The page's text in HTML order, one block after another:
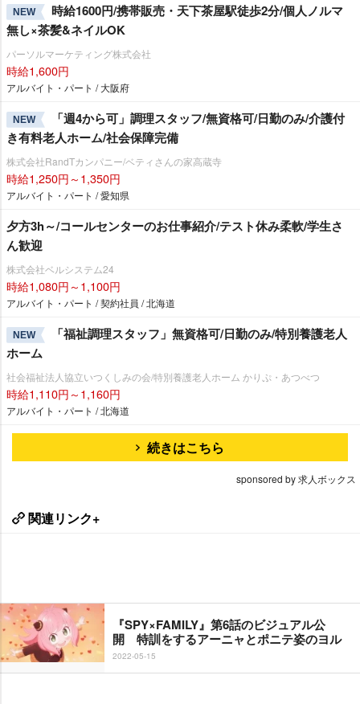
NEW
時給1600円/携帯販売・天下茶屋駅徒歩2分/個人ノルマ
無し×茶髪&ネイルOK
パーソルマーケティング株式会社
時給1,600円
アルバイト・パート / 大阪府
NEW
「週4から可」調理スタッフ/無資格可/日勤のみ/介護付
き有料老人ホーム/社会保障完備
株式会社RandTカンパニー/ベティさんの家高蔵寺
時給1,250円～1,350円
アルバイト・パート / 愛知県
夕方3h～/コールセンターのお仕事紹介/テスト休み柔軟/学生さ
ん歓迎
株式会社ベルシステム24
時給1,080円～1,100円
アルバイト・パート / 契約社員 / 北海道
NEW
「福祉調理スタッフ」無資格可/日勤のみ/特別養護老人
ホーム
社会福祉法人協立いつくしみの会/特別養護老人ホーム かりぷ・あつべつ
時給1,110円～1,160円
アルバイト・パート / 北海道
続きはこちら
sponsored by 求人ボックス
関連リンク+
『SPY×FAMILY』第6話のビジュアル公
開 特訓をするアーニャとポニテ姿のヨル
2022-05-15